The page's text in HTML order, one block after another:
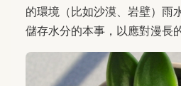
的環境（比如沙漠、岩壁）雨
儲存水分的本事，以應對漫長